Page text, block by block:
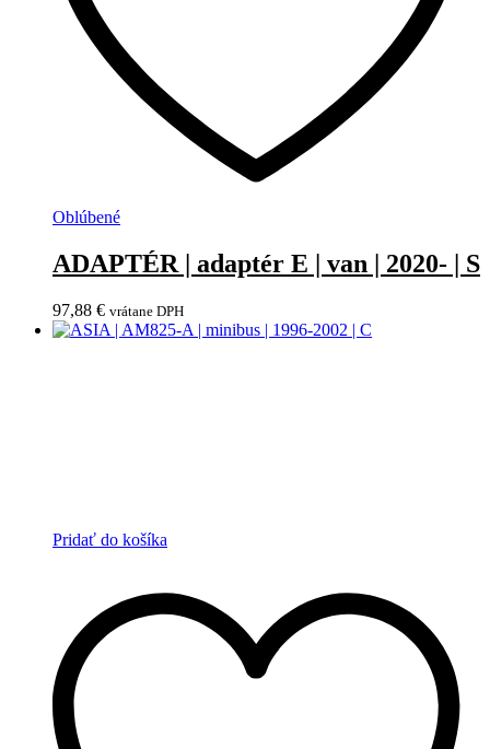
Oblúbené
ADAPTÉR | adaptér E | van | 2020- | S
97,88 € vrátane DPH
Pridať do košíka